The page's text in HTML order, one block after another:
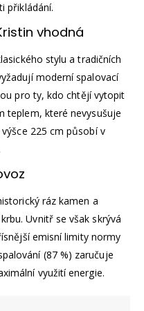
přikládání.
vhodná
stylu a tradičních
moderní spalovací
pro ty, kdo chtějí vytopit
teplem, které nevysušuje
225 cm působí v
ráz kamen a
Uvnitř se však skrývá
emisní limity normy
(87 %) zaručuje
využití energie.